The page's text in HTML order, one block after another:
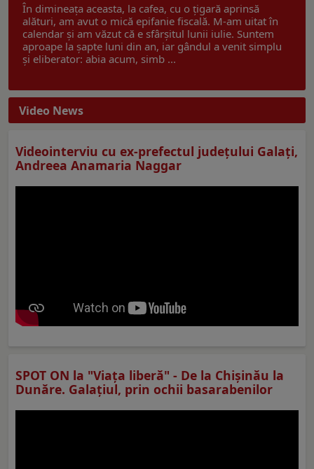
În dimineața aceasta, la cafea, cu o țigară aprinsă
alături, am avut o mică epifanie fiscală. M-am uitat în
calendar și am văzut că e sfârșitul lunii iulie. Suntem
aproape la șapte luni din an, iar gândul a venit simplu
și eliberator: abia acum, simb ...
Video News
Videointerviu cu ex-prefectul judeţului Galaţi,
Andreea Anamaria Naggar
SPOT ON la "Viaţa liberă" - De la Chișinău la
Dunăre. Galațiul, prin ochii basarabenilor